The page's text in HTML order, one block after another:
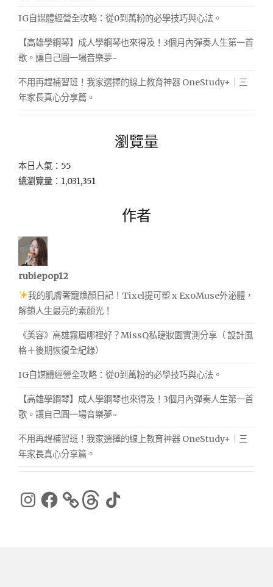
IG自媒體經營全攻略：從0到萬粉的必學技巧與心法。
【高雄學鋼琴】成人學鋼琴也來得及！3個月內彈奏人生第一首
歌。讓自己圓一場音樂夢~
不用再趕補習班！我家選擇的線上教育神器 OneStudy+｜三
年家長真心分享篇。
瀏覽量
本日人氣：55
總瀏覽量：1,031,351
作者
rubiepop12
我的肌膚奢寵煥顏日記！Tixel提可塑 x ExoMuse外泌體，
解鎖人生最亮的素顏光！
《美容》高雄霧眉哪裡好？MissQ私睫妝園實測分享（ 設計風
格＋後期恢復全紀錄）
IG自媒體經營全攻略：從0到萬粉的必學技巧與心法。
【高雄學鋼琴】成人學鋼琴也來得及！3個月內彈奏人生第一首
歌。讓自己圓一場音樂夢~
不用再趕補習班！我家選擇的線上教育神器 OneStudy+｜三
年家長真心分享篇。
Instagram
Facebook ThreadsTikTok